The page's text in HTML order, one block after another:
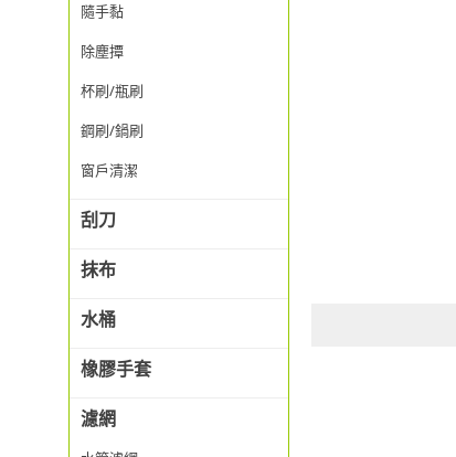
隨手黏
除塵撢
杯刷/瓶刷
鋼刷/鍋刷
窗戶清潔
刮刀
抹布
水桶
橡膠手套
濾網